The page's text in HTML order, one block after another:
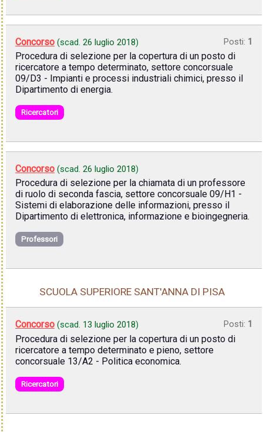
Concorso (scad. 26 luglio 2018) Posti: 1
Procedura di selezione per la copertura di un posto di
ricercatore a tempo determinato, settore concorsuale
09/D3 - Impianti e processi industriali chimici, presso il
Dipartimento di energia.
Ricercatori
Concorso (scad. 26 luglio 2018)
Procedura di selezione per la chiamata di un professore
di ruolo di seconda fascia, settore concorsuale 09/H1 -
Sistemi di elaborazione delle informazioni, presso il
Dipartimento di elettronica, informazione e bioingegneria.
Professori
SCUOLA SUPERIORE SANT'ANNA DI PISA
Concorso (scad. 13 luglio 2018) Posti: 1
Procedura di selezione per la copertura di un posto di
ricercatore a tempo determinato e pieno, settore
concorsuale 13/A2 - Politica economica.
Ricercatori